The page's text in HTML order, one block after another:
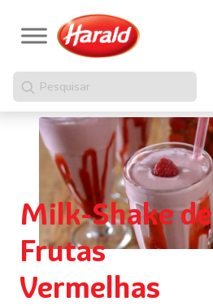
Pesquisar
Milk-Shake de
Frutas
Vermelhas